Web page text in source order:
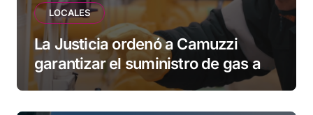
LOCALES
La Justicia ordenó a Camuzzi
garantizar el suministro de gas a
una familia de Tolhuin